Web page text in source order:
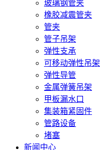
玻璃钢管夹
橡胶减震管夹
管夹
管子吊架
弹性支承
可移动弹性吊架
弹性导管
金属弹簧吊架
甲板漏水口
集装箱紧固件
管路设备
堵塞
新闻中心